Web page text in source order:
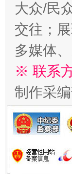
大众/民
交往；
多媒体
※ 联系
制作采编